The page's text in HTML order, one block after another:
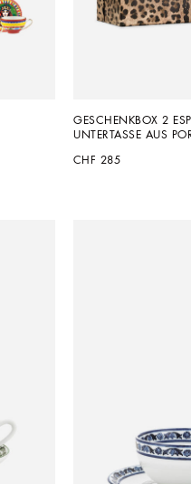
GESCHENKBOX 2
UNTERTASSE AUS
CHF 285